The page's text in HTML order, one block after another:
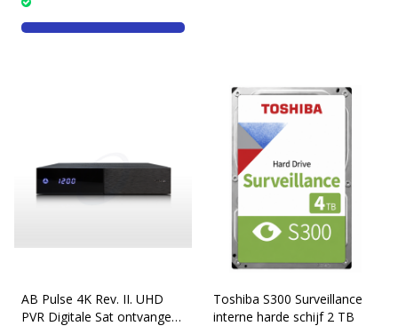
AB Pulse 4K Rev. II. UHD
PVR Digitale Sat ontvanger
Toshiba S300 Surveillance
interne harde schijf 2 TB